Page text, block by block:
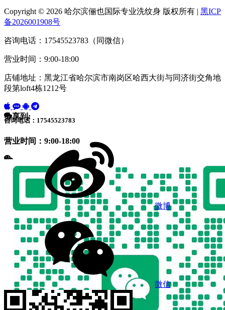
Copyright © 2026 哈尔滨俪也国际专业洗纹身 版权所有 | 黑ICP
备2026001908号
咨询电话：17545523783（同微信）
营业时间：9:00-18:00
店铺地址：黑龙江省哈尔滨市南岗区哈西大街与同济街交角地
段第loft4栋1212号
咨询电话：17545523783
营业时间：9:00-18:00
分享到:
微博
微信